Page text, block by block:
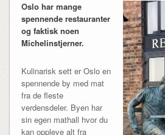
Oslo har mange
spennende restauranter
og faktisk noen
Michelinstjerner.
Kulinarisk sett er Oslo en
spennende by med mat
fra de fleste
verdensdeler. Byen har
sin egen mathall hvor du
kan oppleve alt fra